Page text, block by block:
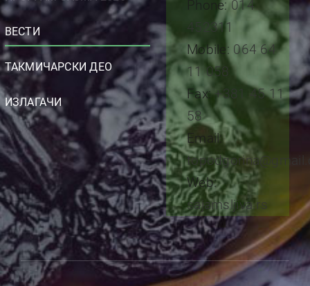
ВЕСТИ
ТАКМИЧАРСКИ ДЕО
ИЗЛАГАЧИ
Phone:014
452311
Mobile: 064 64
11 058
Fax:+381 45 11
58
Email:
Web:
sajamsljiva.rs